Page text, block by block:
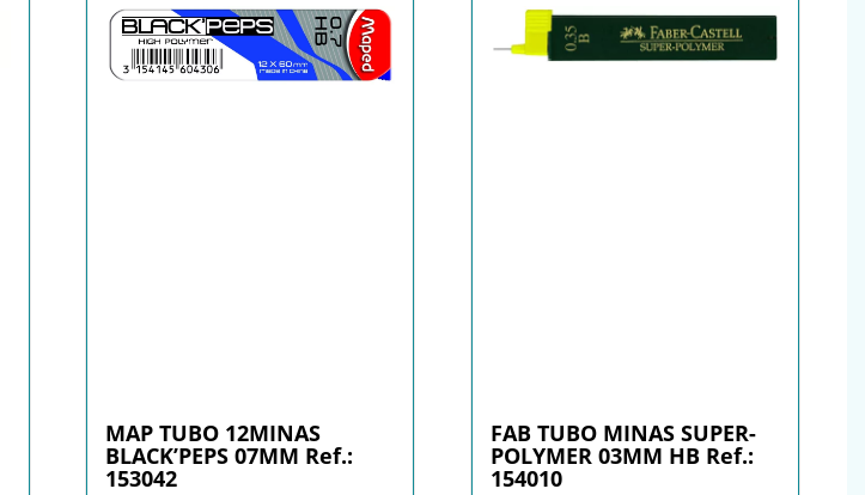
MAP TUBO 12MINAS
BLACK’PEPS 07MM Ref.:
153042
FAB TUBO MINAS SUPER-
POLYMER 03MM HB Ref.:
154010